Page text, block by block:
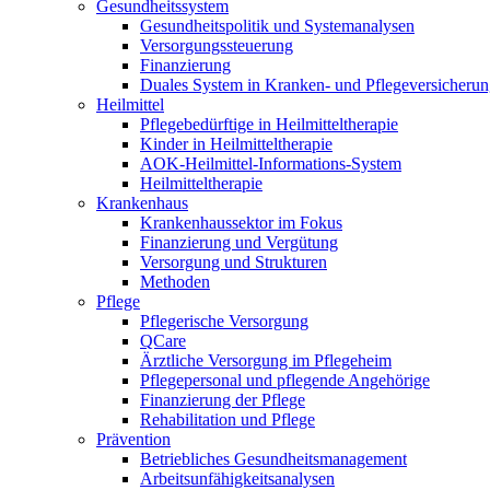
Gesundheitssystem
Gesundheitspolitik und Systemanalysen
Versorgungssteuerung
Finanzierung
Duales System in Kranken- und
Heilmittel
Pflegebedürftige in Heilmitteltherapie
Kinder in Heilmitteltherapie
AOK-Heilmittel-Informations-System
Heilmitteltherapie
Krankenhaus
Krankenhaussektor im Fokus
Finanzierung und Vergütung
Versorgung und Strukturen
Methoden
Pflege
Pflegerische Versorgung
QCare
Ärztliche Versorgung im Pflegeheim
Pflegepersonal und pflegende Angehörige
Finanzierung der Pflege
Rehabilitation und Pflege
Prävention
Betriebliches Gesundheitsmanagement
Arbeitsunfähigkeitsanalysen